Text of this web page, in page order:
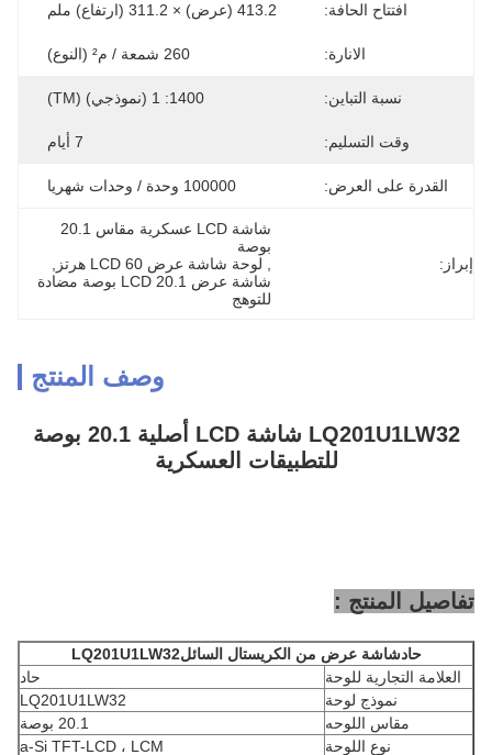
افتتاح الحافة: 413.2 (عرض) × 311.2 (ارتفاع) ملم
الانارة: 260 شمعة / م² (النوع)
نسبة التباين: 1400: 1 (نموذجي) (TM)
وقت التسليم: 7 أيام
القدرة على العرض: 100000 وحدة / وحدات شهريا
إبراز:
بوصة
لوحة شاشة عرض LCD 60 هرتز
للتوهج
وصف المنتج
LQ201U1LW32 شاشة LCD أصلية 20.1 بوصة
للتطبيقات العسكرية
تفاصيل المنتج :
حادشاشة عرض من الكريستال السائلLQ201U1LW32
العلامة التجارية للوحة
حاد
نموذج لوحة
LQ201U1LW32
مقاس اللوحه
20.1 بوصة
نوع اللوحة
a-Si TFT-LCD ، LCM